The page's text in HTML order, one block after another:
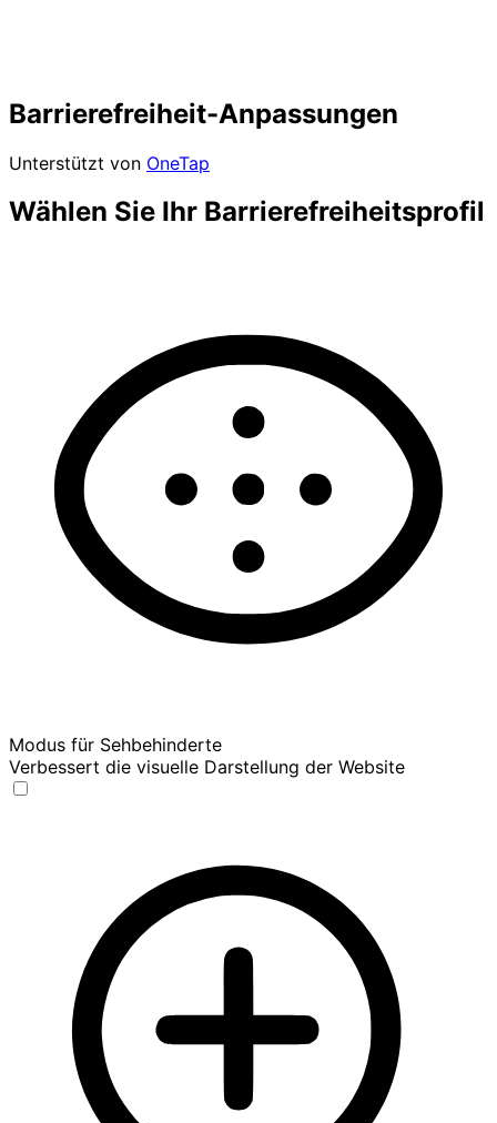
Barrierefreiheit-Anpassungen
Unterstützt von OneTap
Wählen Sie Ihr Barrierefreiheitsprofil
Modus für Sehbehinderte
Verbessert die visuelle Darstellung der Website